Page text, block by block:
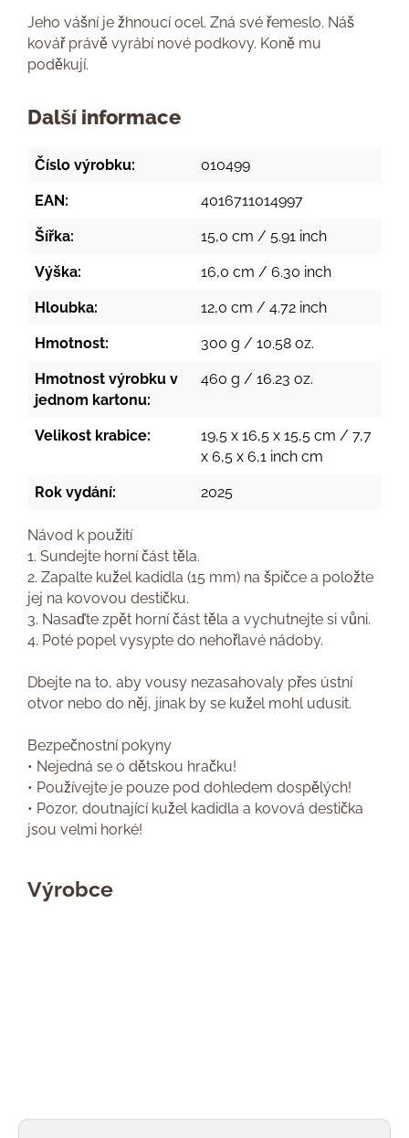
Jeho vášní je žhnoucí ocel. Zná své řemeslo. Náš
kovář právě vyrábí nové podkovy. Koně mu
poděkují.
Další informace
Číslo výrobku: 010499
EAN: 4016711014997
Šířka: 15,0 cm / 5.91 inch
Výška: 16,0 cm / 6.30 inch
Hloubka: 12,0 cm / 4.72 inch
Hmotnost: 300 g / 10.58 oz.
Hmotnost výrobku v
jednom kartonu:
460 g / 16.23 oz.
Velikost krabice:
19,5 x 16,5 x 15,5 cm / 7,7
x 6,5 x 6,1 inch cm
Rok vydání: 2025
Návod k použití
1. Sundejte horní část těla.
2. Zapalte kužel kadidla (15 mm) na špičce a položte
jej na kovovou destičku.
3. Nasaďte zpět horní část těla a vychutnejte si vůni.
4. Poté popel vysypte do nehořlavé nádoby.
Dbejte na to, aby vousy nezasahovaly přes ústní
otvor nebo do něj, jinak by se kužel mohl udusit.
Bezpečnostní pokyny
• Nejedná se o dětskou hračku!
• Používejte je pouze pod dohledem dospělých!
• Pozor, doutnající kužel kadidla a kovová destička
jsou velmi horké!
Výrobce